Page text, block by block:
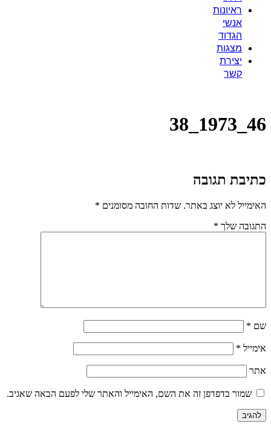
ראיונות
אנשי
הגדוד
מצגות
יצירת
קשר
46_1973_38
כתיבת תגובה
האימייל לא יוצג באתר. שדות החובה מסומנים *
התגובה שלך *
שם *
אימייל *
אתר
שמור בדפדפן זה את השם, האימייל והאתר שלי לפעם הבאה שאגיב.